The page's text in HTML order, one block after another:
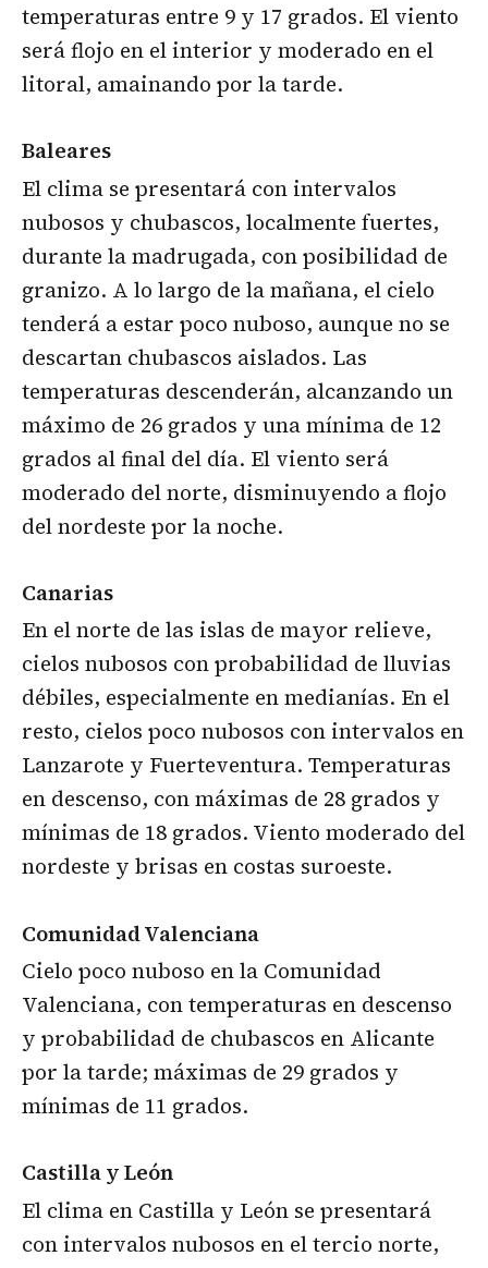
temperaturas entre 9 y 17 grados. El viento
será flojo en el interior y moderado en el
litoral, amainando por la tarde.
Baleares
El clima se presentará con intervalos
nubosos y chubascos, localmente fuertes,
durante la madrugada, con posibilidad de
granizo. A lo largo de la mañana, el cielo
tenderá a estar poco nuboso, aunque no se
descartan chubascos aislados. Las
temperaturas descenderán, alcanzando un
máximo de 26 grados y una mínima de 12
grados al final del día. El viento será
moderado del norte, disminuyendo a flojo
del nordeste por la noche.
Canarias
En el norte de las islas de mayor relieve,
cielos nubosos con probabilidad de lluvias
débiles, especialmente en medianías. En el
resto, cielos poco nubosos con intervalos en
Lanzarote y Fuerteventura. Temperaturas
en descenso, con máximas de 28 grados y
mínimas de 18 grados. Viento moderado del
nordeste y brisas en costas suroeste.
Comunidad Valenciana
Cielo poco nuboso en la Comunidad
Valenciana, con temperaturas en descenso
y probabilidad de chubascos en Alicante
por la tarde; máximas de 29 grados y
mínimas de 11 grados.
Castilla y León
El clima en Castilla y León se presentará
con intervalos nubosos en el tercio norte,